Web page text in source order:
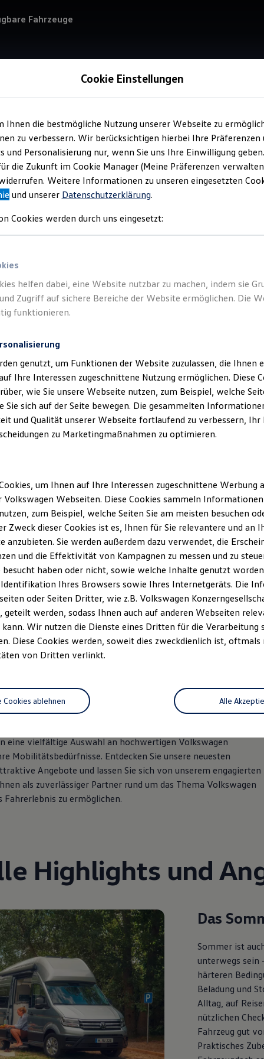
Fahrzeuge
Service
Montag Freitag - 18:00
Uhr
Samstag
09:00-13:00 Uhr
Schwaba
– Ihr Volkswagen Partner
Service
eine vielfältige Auswahl an hochwertigen Volkswagen
Mobilitätsbedürfnisse. Entdecken Sie unsere neuesten
Angebote und lassen Sie sich von unserem engagierten
als zuverlässiger Partner rund um das Thema Volkswagen
Fahrerlebnis zu ermöglichen.
Highlights und
Das
Sommer ist
unterwegs sein
härteren
Beladung und
Alltag, auf
nützlichen
Fahrzeug gut
Praktisches
Cookie Einstellungen
Ihnen die bestmögliche Nutzung unserer Webseite zu
zu verbessern. Wir berücksichtigen hierbei Ihre
Personalisierung nur, wenn Sie uns Ihre Einwilligung
die Zukunft im Cookie Manager (Meine Präferenzen
Weitere Informationen zu unseren eingesetzten
und unserer Datenschutzerklärung.
Cookies werden durch uns eingesetzt:
helfen dabei, eine Website nutzbar zu machen, indem sie
Zugriff auf sichere Bereiche der Website ermöglichen. Die
funktionieren.
genutzt, um Funktionen der Website zuzulassen, die Ihnen
Ihre Interessen zugeschnittene Nutzung ermöglichen. Diese
wie Sie unsere Webseite nutzen, zum Beispiel, welche
Sie sich auf der Seite bewegen. Die gesammelten
und Qualität unserer Webseite fortlaufend zu verbessern,
zu Marketingmaßnahmen zu optimieren.
um Ihnen auf Ihre Interessen zugeschnittene Werbung
Volkswagen Webseiten. Diese Cookies sammeln
zum Beispiel, welche Seiten Sie am meisten besuchen
Zweck dieser Cookies ist es, Ihnen für Sie relevantere und an
anzubieten. Sie werden außerdem dazu verwendet, die
und die Effektivität von Kampagnen zu messen und zu
besucht haben oder nicht, sowie welche Inhalte genutzt
Ihres Browsers sowie Ihres Internetgeräts. Die
oder Seiten Dritter, wie z.B. Volkswagen
geteilt werden, sodass Ihnen auch auf anderen Webseiten
Wir nutzen die Dienste eines Dritten für die Verarbeitung
Diese Cookies werden, soweit dies zweckdienlich ist, oftmals
von Dritten verlinkt.
Alle
Cookies ablehnen